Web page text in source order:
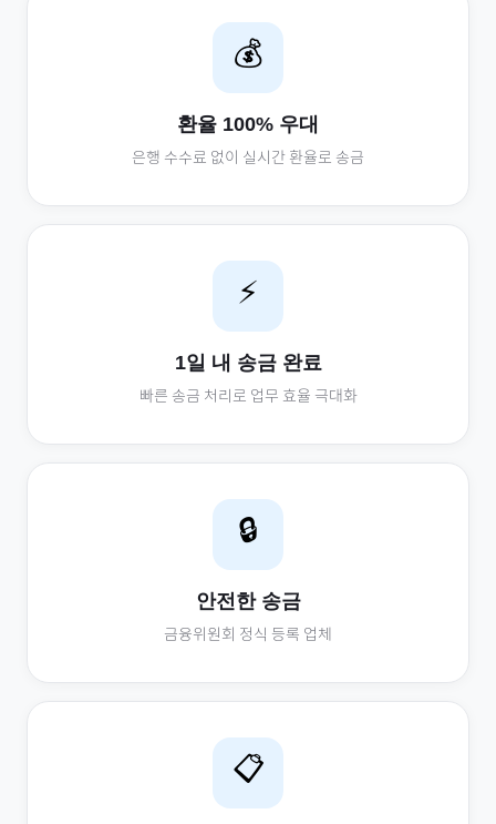
💰
환율 100% 우대
은행 수수료 없이 실시간 환율로 송금
⚡
1일 내 송금 완료
빠른 송금 처리로 업무 효율 극대화
🔒
안전한 송금
금융위원회 정식 등록 업체
📋